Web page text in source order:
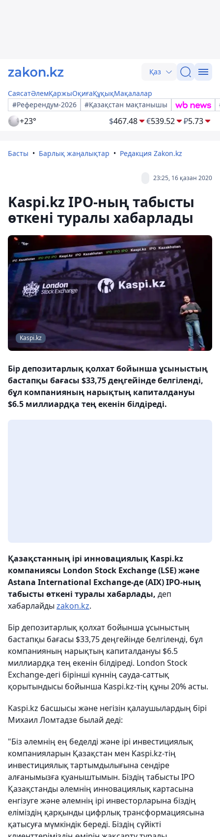
Қаз
СаясатӘлемҚаржыОқиғаҚұқықМақалалар
#Референдум-2026
#Қазақстан мақтанышы
+23° $467.48 €539.52 ₽5.73
Басты Барлық жаңалықтар Редакция Zakon.kz
23:25, 16 қазан 2020
Kaspi.kz IPO-ның табысты
өткені туралы хабарлады
Kaspi.kz
Бір депозитарлық қолхат бойынша ұсыныстың
бастапқы бағасы $33,75 деңгейінде белгіленді,
бұл компанияның нарықтың капиталдануы
$6.5 миллиардқа тең екенін білдіреді.
Қазақстанның ірі инновациялық Kaspi.kz
компаниясы London Stock Exchange (LSE) және
Astana International Exchange-де (AIX) IPO-ның
табысты өткені туралы хабарлады, деп
хабарлайды zakon.kz.
Бір депозитарлық қолхат бойынша ұсыныстың
бастапқы бағасы $33,75 деңгейінде белгіленді, бұл
компанияның нарықтың капиталдануы $6.5
миллиардқа тең екенін білдіреді. London Stock
Exchange-дегі бірінші күннің сауда-саттық
қорытындысы бойынша Kaspi.kz-тің құны 20% асты.
Kaspi.kz басшысы және негізін қалаушылардың бірі
Михаил Ломтадзе былай деді:
"Біз әлемнің ең беделді және ірі инвестициялық
компанияларын Қазақстан мен Kaspi.kz-тің
инвестициялық тартымдылығына сендіре
алғанымызға қуаныштымын. Біздің табысты ІРО
Қазақстанды әлемнің инновациялық картасына
енгізуге және әлемнің ірі инвесторларына біздің
еліміздің қарқынды цифрлық трансформациясына
қатысуға мүмкіндік береді. Біздің сүйікті